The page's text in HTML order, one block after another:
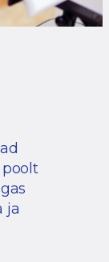
poolt
ja